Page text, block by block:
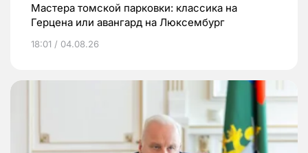
Мастера томской парковки: классика на
Герцена или авангард на Люксембург
18:01 / 04.08.26